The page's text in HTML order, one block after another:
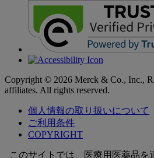
Copyright © 2026 Merck & Co., Inc.,
affiliates. All rights reserved.
個人情報の取り扱いについて
ご利用条件
COPYRIGHT
このサイトでは、医療用医薬品を